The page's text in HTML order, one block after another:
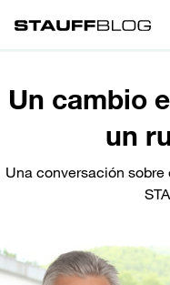
Un cambio
un
Una conversación